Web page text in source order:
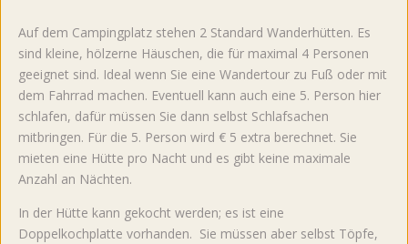
Auf dem Campingplatz stehen 2 Standard Wanderhütten. Es
sind kleine, hölzerne Häuschen, die für maximal 4 Personen
geeignet sind. Ideal wenn Sie eine Wandertour zu Fuß oder mit
dem Fahrrad machen. Eventuell kann auch eine 5. Person hier
schlafen, dafür müssen Sie dann selbst Schlafsachen
mitbringen. Für die 5. Person wird € 5 extra berechnet. Sie
mieten eine Hütte pro Nacht und es gibt keine maximale
Anzahl an Nächten.
In der Hütte kann gekocht werden; es ist eine
Doppelkochplatte vorhanden. Sie müssen aber selbst Töpfe,